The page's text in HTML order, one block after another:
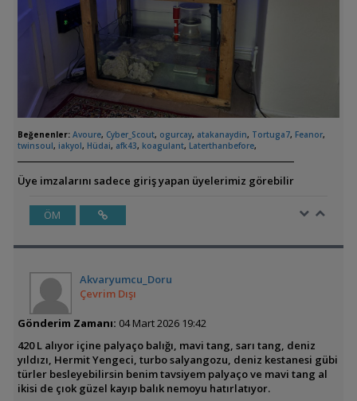
Beğenenler: Avoure, Cyber_Scout, ogurcay, atakanaydin, Tortuga7, Feanor,
twinsoul, iakyol, Hüdai, afk43, koagulant, Laterthanbefore,
Üye imzalarını sadece giriş yapan üyelerimiz görebilir
ÖM
Akvaryumcu_Doru
Çevrim Dışı
Gönderim Zamanı: 04 Mart 2026 19:42
420 L alıyor içine palyaço balığı, mavi tang, sarı tang, deniz
yıldızı, Hermit Yengeci, turbo salyangozu, deniz kestanesi gübi
türler besleyebilirsin benim tavsiyem palyaço ve mavi tang al
ikisi de çıok güzel kayıp balık nemoyu hatırlatıyor.